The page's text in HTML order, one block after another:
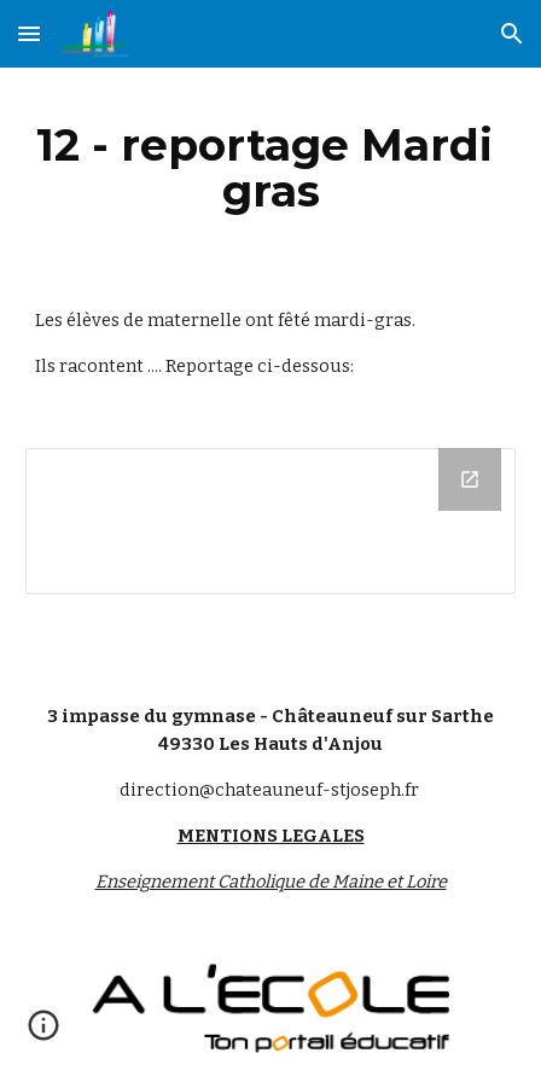
Skip to main content Skip to navigation
12 - reportage Mardi
gras
Les élèves de maternelle ont fêté mardi-gras.
Ils racontent .... Reportage ci-dessous:
3 impasse du gymnase - Châteauneuf sur Sarthe
49330 Les Hauts d'Anjou
direction@chateauneuf-stjoseph.fr
MENTIONS LEGALES
Enseignement Catholique de Maine et Loire